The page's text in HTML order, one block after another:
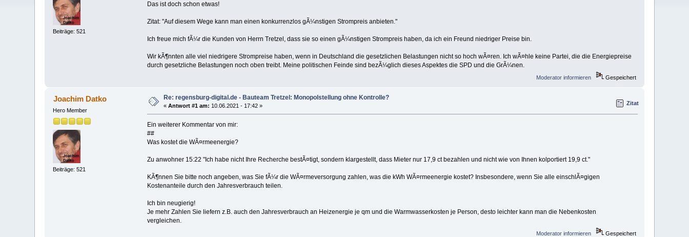
Beiträge: 521
Das ist doch schon etwas!
Zitat: "Auf diesem Wege kann man einen konkurrenzlos gÃ¼nstigen Strompreis anbieten."
Ich freue mich fÃ¼r die Kunden von Herrn Tretzel, dass sie so einen gÃ¼nstigen Strompreis haben, da ich ein Freund niedriger Preise bin.
Wir kÃ¶nnten alle viel niedrigere Strompreise haben, wenn in Deutschland die gesetzlichen Belastungen nicht so hoch wÃ¤ren. Ich wÃ¤hle keine Partei, die die Energiepreise
durch gesetzliche Belastungen noch oben treibt. Meine politischen Feinde sind bezÃ¼glich dieses Aspektes die SPD und die GrÃ¼nen.
Moderator informieren Gespeichert
Joachim Datko
Hero Member
Beiträge: 521
Re: regensburg-digital.de - Bauteam Tretzel: Monopolstellung ohne Kontrolle?
«Antwort #1 am: 10.06.2021 - 17:42 » Zitat
Ein weiterer Kommentar von mir:
##
Was kostet die WÃ¤rmeenergie?
Zu anwohner 15:22 "Ich habe nicht Ihre Recherche bestÃ¤tigt, sondern klargestellt, dass Mieter nur 17,9 ct bezahlen und nicht wie von Ihnen kolportiert 19,9 ct."
KÃ¶nnen Sie bitte noch angeben, was Sie fÃ¼r die WÃ¤rmeversorgung zahlen, was die kWh WÃ¤rmeenergie kostet? Insbesondere, wenn Sie alle einschlÃ¤gigen
Kostenanteile durch den Jahresverbrauch teilen.
Ich bin neugierig!
Je mehr Zahlen Sie liefern z.B. auch den Jahresverbrauch an Heizenergie je qm und die Warmwasserkosten je Person, desto leichter kann man die Nebenkosten
vergleichen.
Moderator informieren Gespeichert